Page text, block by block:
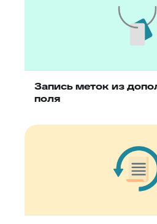
Запись меток из
поля